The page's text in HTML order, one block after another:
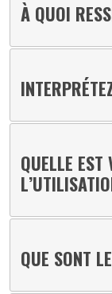
À QUOI
QUELLE
QUE SONT